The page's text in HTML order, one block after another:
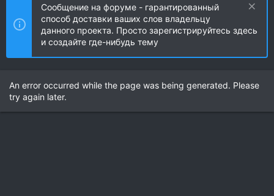
Сообщение на форуме - гарантированный
способ доставки ваших слов владельцу
данного проекта. Просто зарегистрируйтесь здесь
и создайте где-нибудь тему
An error occurred while the page was being generated. Please
try again later.